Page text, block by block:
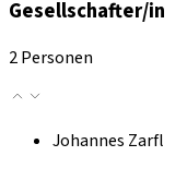
Gesellschafter/in
2 Personen
Johannes Zarfl